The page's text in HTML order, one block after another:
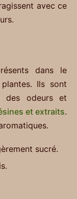
avec ce
dans le
Ils sont
des odeurs et
et extraits.
sucré.